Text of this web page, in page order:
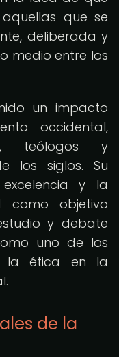
que se
deliberada y
medio entre los
un impacto
occidental,
teólogos y
los siglos. Su
y la
como objetivo
y debate
uno de los
la ética en la
de la